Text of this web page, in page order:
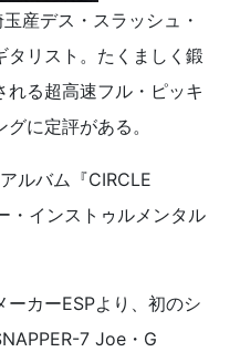
産デス・スラッシュ・
タリスト。たくましく鍛
れる超高速フル・ピッキ
に定評がある。
ルバム『CIRCLE
・インストゥルメンタル
ーカーESPより、初のシ
7 Joe・G